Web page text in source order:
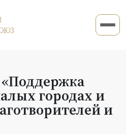
городах и
и